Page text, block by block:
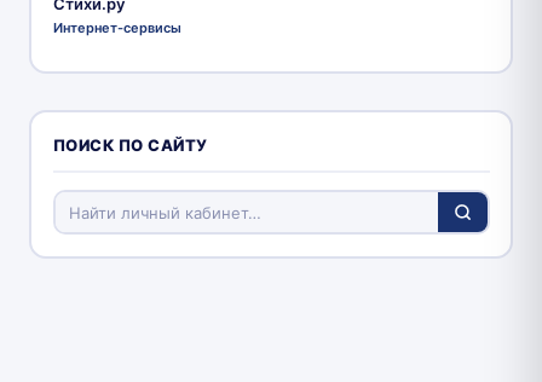
Стихи.ру
Интернет-сервисы
ПОИСК ПО САЙТУ